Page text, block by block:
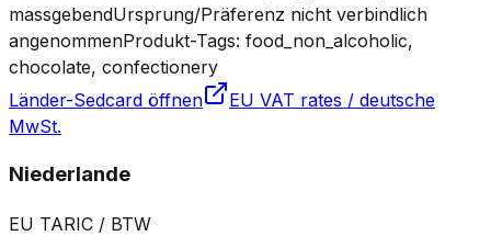
massgebendUrsprung/Präferenz nicht verbindlich
angenommenProdukt-Tags: food_non_alcoholic,
chocolate, confectionery
Länder-Sedcard öffnen
EU VAT rates / deutsche
MwSt.
Niederlande
EU TARIC / BTW